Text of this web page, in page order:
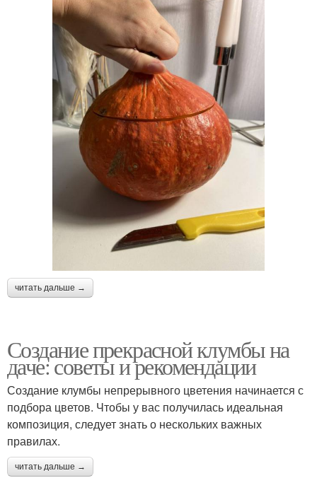
читать дальше →
Создание прекрасной клумбы на
даче: советы и рекомендации
Создание клумбы непрерывного цветения начинается с
подбора цветов. Чтобы у вас получилась идеальная
композиция, следует знать о нескольких важных
правилах.
читать дальше →